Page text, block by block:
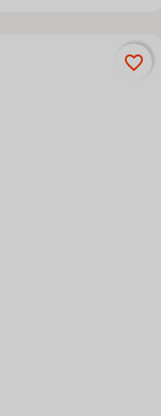
favorite_border